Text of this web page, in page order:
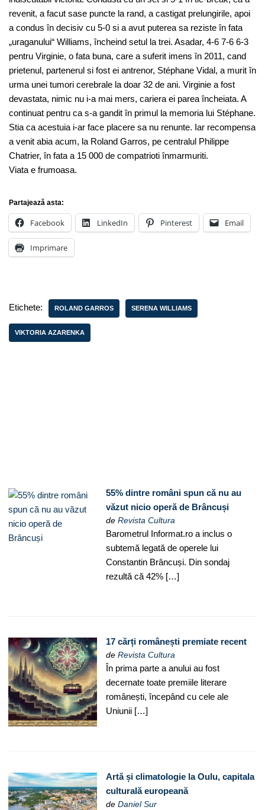
revenit, a facut sase puncte la rand, a castigat prelungirile, apoi
a condus în decisiv cu 5-0 si a avut puterea sa reziste în fata
„uraganului“ Williams, încheind setul la trei. Asadar, 4-6 7-6 6-3
pentru Virginie, o fata buna, care a suferit imens în 2011, cand
prietenul, partenerul si fost ei antrenor, Stéphane Vidal, a murit în
urma unei tumori cerebrale la doar 32 de ani. Virginie a fost
devastata, nimic nu i-a mai mers, cariera ei parea încheiata. A
continuat pentru ca s-a gandit în primul la memoria lui Stéphane.
Stia ca acestuia i-ar face placere sa nu renunte. Iar recompensa
a venit abia acum, la Roland Garros, pe centralul Philippe
Chatrier, în fata a 15 000 de compatrioti înmarmuriti.
Viata e frumoasa.
Partajează asta:
Facebook LinkedIn Pinterest Email
Imprimare
Etichete: ROLAND GARROS SERENA WILLIAMS
VIKTORIA AZARENKA
55% dintre români spun că nu au
văzut nicio operă de Brâncuși
deRevista Cultura
Barometrul Informat.ro a inclus o
subtemă legată de operele lui
Constantin Brâncuși. Din sondaj
rezultă că 42% […]
17 cărți românești premiate recent
deRevista Cultura
În prima parte a anului au fost
decernate toate premiile literare
românești, începând cu cele ale
Uniunii […]
Artă și climatologie la Oulu, capitala
culturală europeană
deDaniel Sur